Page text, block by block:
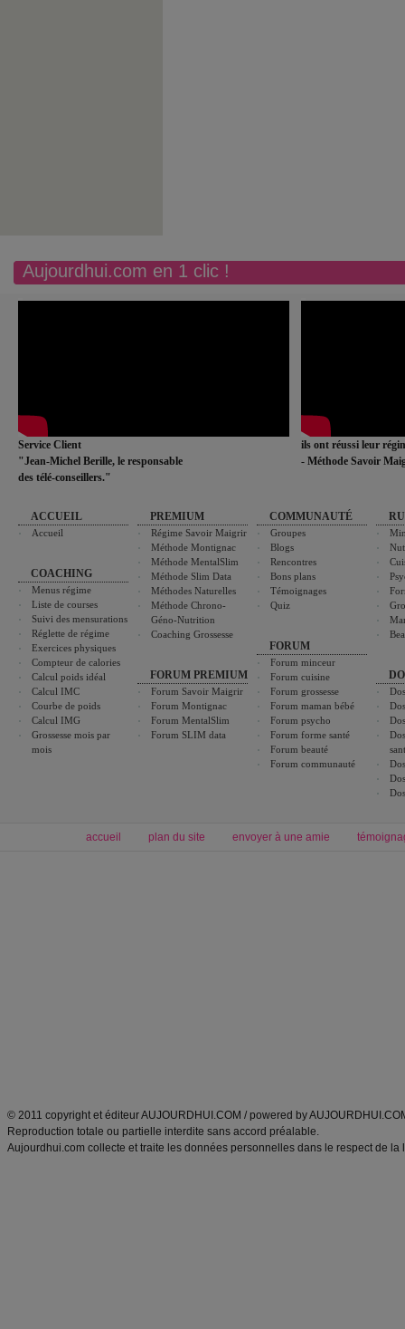
Aujourdhui.com en 1 clic !
Service Client
"Jean-Michel Berille, le responsable
des télé-conseillers."
ils ont réussi leur
- Méthode Savoir
ACCUEIL
Accueil
COACHING
Menus régime
Liste de courses
Suivi des mensurations
Réglette de régime
Exercices physiques
Compteur de calories
Calcul poids idéal
Calcul IMC
Courbe de poids
Calcul IMG
Grossesse mois par
mois
PREMIUM
Régime Savoir Maigrir
Méthode Montignac
Méthode MentalSlim
Méthode Slim Data
Méthodes Naturelles
Méthode Chrono-
Géno-Nutrition
Coaching Grossesse
FORUM PREMIUM
Forum Savoir Maigrir
Forum Montignac
Forum MentalSlim
Forum SLIM data
COMMUNAUTÉ
Groupes
Blogs
Rencontres
Bons plans
Témoignages
Quiz
FORUM
Forum minceur
Forum cuisine
Forum grossesse
Forum maman bébé
Forum psycho
Forum forme santé
Forum beauté
Forum communauté
accueil plan du site envoyer à une amie
© 2011 copyright et éditeur AUJOURDHUI.COM / powered by
Reproduction totale ou partielle interdite sans accord préalable.
Aujourdhui.com collecte et traite les données personnelles dans le respect de